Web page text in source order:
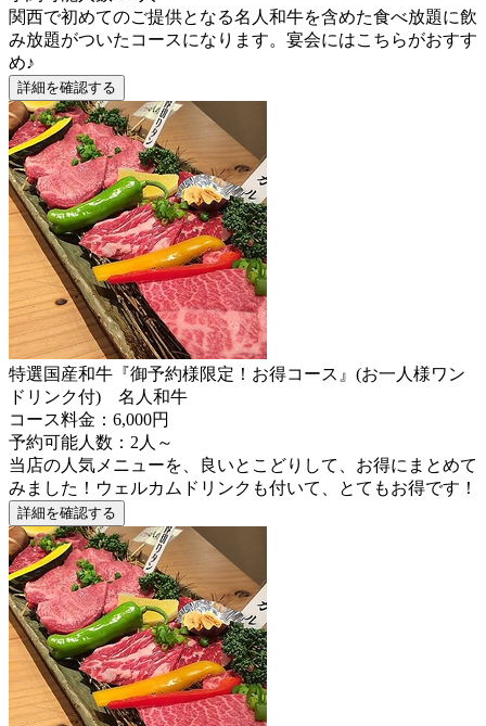
関西で初めてのご提供となる名人和牛を含めた食べ放題に飲
み放題がついたコースになります。宴会にはこちらがおすす
め♪
詳細を確認する
特選国産和牛『御予約様限定！お得コース』(お一人様ワン
ドリンク付) 名人和牛
コース料金：6,000円
予約可能人数：2人～
当店の人気メニューを、良いとこどりして、お得にまとめて
みました！ウェルカムドリンクも付いて、とてもお得です！
詳細を確認する